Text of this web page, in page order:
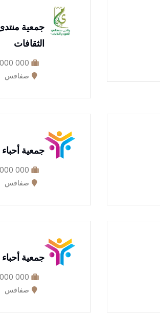
جمعية
الثقافات
000 000 00 216+
صفاقس
جمعية أحباء
000 000 00 216+
صفاقس
جمعية
000 000 00 216+
صفاقس